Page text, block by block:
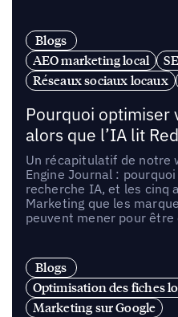
Blogs
AEO marketing local
Réseaux sociaux locaux
Pourquoi optimiser
alors que l’IA lit
Un récapitulatif de notre
Engine Journal :
recherche IA, et les cinq
Marketing que les
peuvent mener pour être
Blogs
Optimisation des fiches
Marketing sur Google